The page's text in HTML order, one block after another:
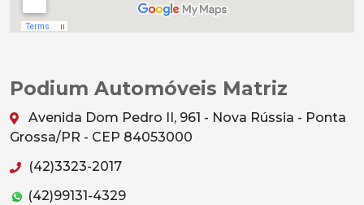
Podium Automóveis Matriz
Avenida Dom Pedro II, 961 - Nova Rússia - Ponta
Grossa/PR - CEP 84053000
(42)3323-2017
(42)99131-4329